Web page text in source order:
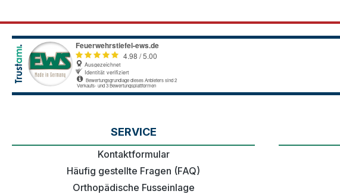
SERVICE
Kontaktformular
Häufig gestellte Fragen (FAQ)
Orthopädische Fusseinlage